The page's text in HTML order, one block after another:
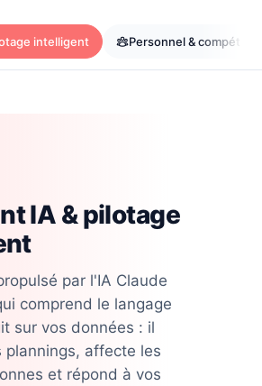
intelligent Personnel &
IA & pilotage
par l'IA Claude
comprend le langage
sur vos données : il
plannings, affecte les
et répond à vos